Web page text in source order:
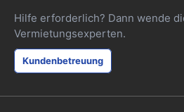
Hilfe erforderlich? Dann wende
Vermietungsexperten.
Kundenbetreuung